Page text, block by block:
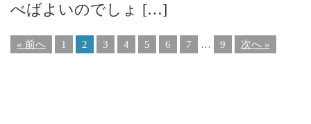
べばよいのでしょ […]
« 前へ 1 2 3 4 5 6 7 … 9 次へ »